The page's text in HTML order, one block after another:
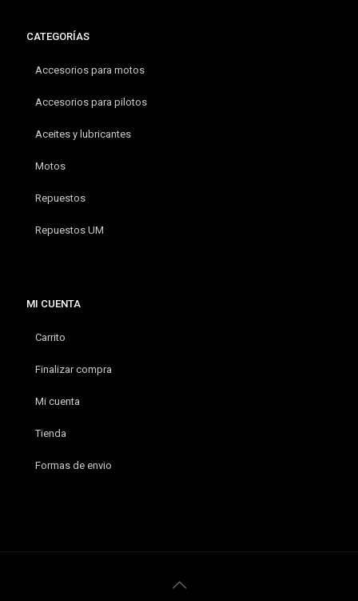
CATEGORÍAS
Accesorios para motos
Accesorios para pilotos
Aceites y lubricantes
Motos
Repuestos
Repuestos UM
MI CUENTA
Carrito
Finalizar compra
Mi cuenta
Tienda
Formas de envio